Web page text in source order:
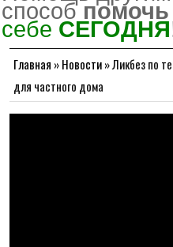
способ помочь
себе СЕГОДНЯ
Главная »Новости»Ликбез по
для частного дома